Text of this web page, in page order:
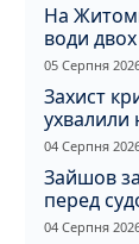
На
води
05 Серпня
Захист
ухвалили
04 Серпня
Зайшов
перед
04 Серпня